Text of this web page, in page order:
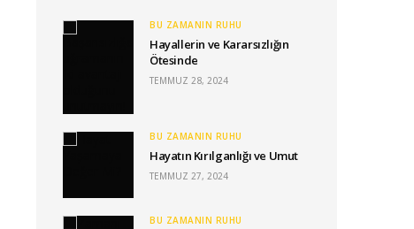
BU ZAMANIN RUHU
Hayallerin ve Kararsızlığın
Ötesinde
TEMMUZ 28, 2024
BU ZAMANIN RUHU
Hayatın Kırılganlığı ve Umut
TEMMUZ 27, 2024
BU ZAMANIN RUHU